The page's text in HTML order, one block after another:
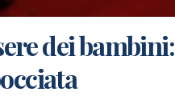
dei bambini: